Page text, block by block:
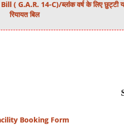
( G.A.R. 14-C)/ब्लांक वर्ष के लिए छुट्टी
रियायत बिल
Booking Form